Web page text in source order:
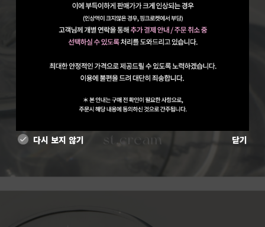
다시 보지 않기 닫기